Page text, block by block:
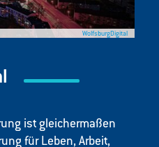
WolfsburgDigital
ist gleichermaßen
für Leben, Arbeit,